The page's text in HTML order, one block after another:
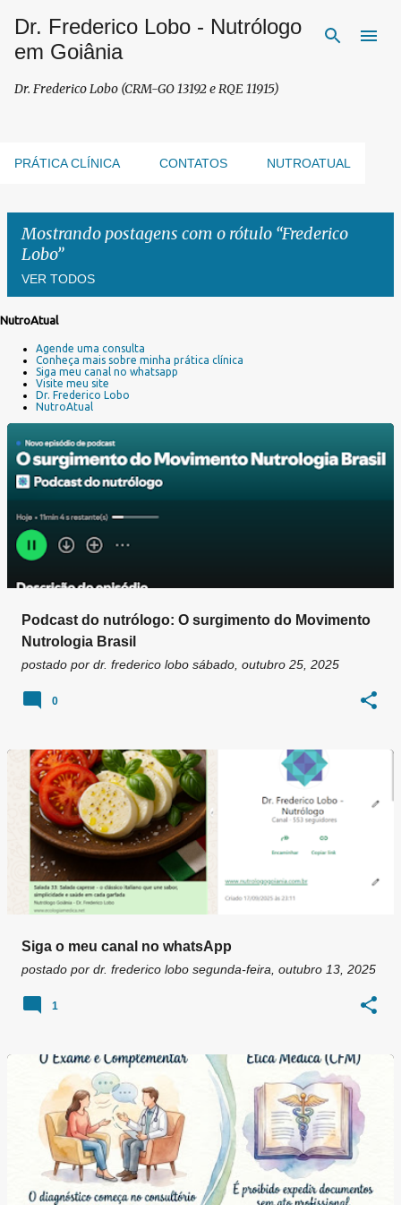
Pular para o conteúdo principal
Dr. Frederico Lobo - Nutrólogo
em Goiânia
Dr. Frederico Lobo (CRM-GO 13192 e RQE 11915)
PRÁTICA CLÍNICA CONTATOS NUTROATUAL
Mostrando postagens com o rótulo Frederico
Lobo
VER TODOS
g
NutroAtual
Agende uma consulta
Conheça mais sobre minha prática clínica
Siga meu canal no whatsapp
Visite meu site
Dr. Frederico Lobo
NutroAtual
Podcast do nutrólogo: O surgimento do Movimento
Nutrologia Brasil
postado por dr. frederico lobo sábado, outubro 25, 2025
0
Siga o meu canal no whatsApp
postado por dr. frederico lobo segunda-feira, outubro 13, 2025
1